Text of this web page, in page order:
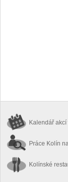
Kalendář akcí
Práce Kolín
Kolínské